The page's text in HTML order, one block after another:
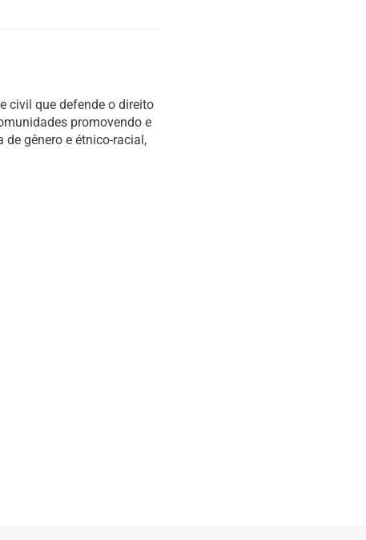
civil que defende o direito
promovendo e
gênero e étnico-racial,